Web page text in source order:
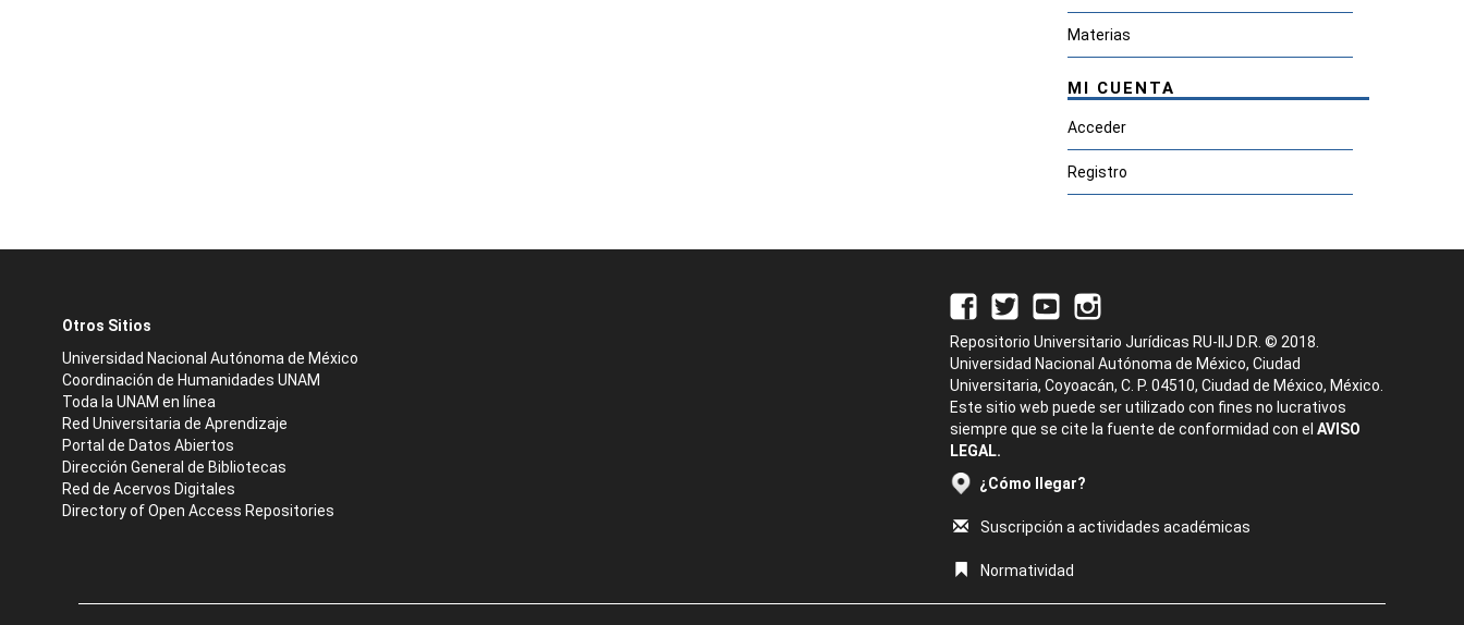
Materias
MI CUENTA
Acceder
Registro
Otros Sitios
Universidad Nacional Autónoma de México
Coordinación de Humanidades UNAM
Toda la UNAM en línea
Red Universitaria de Aprendizaje
Portal de Datos Abiertos
Dirección General de Bibliotecas
Red de Acervos Digitales
Directory of Open Access Repositories
Repositorio Universitario Jurídicas RU-IIJ D.R. © 2018.
Universidad Nacional Autónoma de México, Ciudad
Universitaria, Coyoacán, C. P. 04510, Ciudad de México, México.
Este sitio web puede ser utilizado con fines no lucrativos
siempre que se cite la fuente de conformidad con el AVISO
LEGAL.
¿Cómo llegar?
Suscripción a actividades académicas
Normatividad